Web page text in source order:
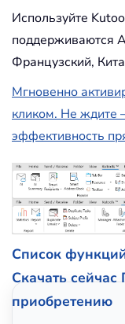
Используйте
поддерживаются
Французский,
Мгновенно
кликом. Не ждите
эффективность
Список
Скачать сейчас
приобретению